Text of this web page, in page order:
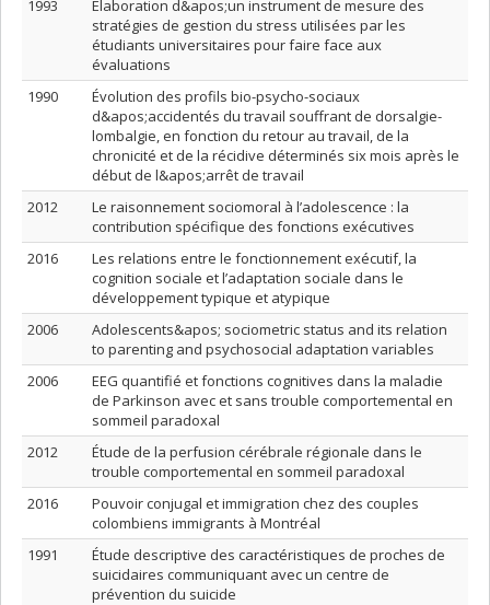
1993
Élaboration d&apos;un instrument de mesure des
stratégies de gestion du stress utilisées par les
étudiants universitaires pour faire face aux
évaluations
1990
Évolution des profils bio-psycho-sociaux
d&apos;accidentés du travail souffrant de dorsalgie-
lombalgie, en fonction du retour au travail, de la
chronicité et de la récidive déterminés six mois après le
début de l&apos;arrêt de travail
2012
Le raisonnement sociomoral à l’adolescence : la
contribution spécifique des fonctions exécutives
2016
Les relations entre le fonctionnement exécutif, la
cognition sociale et l’adaptation sociale dans le
développement typique et atypique
2006
Adolescents&apos; sociometric status and its relation
to parenting and psychosocial adaptation variables
2006
EEG quantifié et fonctions cognitives dans la maladie
de Parkinson avec et sans trouble comportemental en
sommeil paradoxal
2012
Étude de la perfusion cérébrale régionale dans le
trouble comportemental en sommeil paradoxal
2016
Pouvoir conjugal et immigration chez des couples
colombiens immigrants à Montréal
1991
Étude descriptive des caractéristiques de proches de
suicidaires communiquant avec un centre de
prévention du suicide